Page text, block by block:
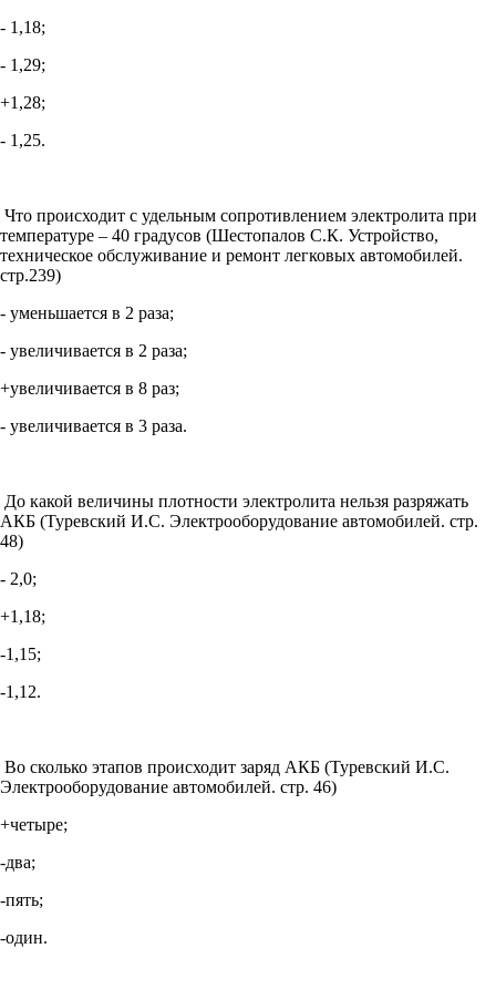
- 1,18;
- 1,29;
+1,28;
- 1,25.
Что происходит с удельным сопротивлением электролита при
температуре – 40 градусов (Шестопалов С.К. Устройство,
техническое обслуживание и ремонт легковых автомобилей.
стр.239)
- уменьшается в 2 раза;
- увеличивается в 2 раза;
+увеличивается в 8 раз;
- увеличивается в 3 раза.
До какой величины плотности электролита нельзя разряжать
АКБ (Туревский И.С. Электрооборудование автомобилей. стр.
48)
- 2,0;
+1,18;
-1,15;
-1,12.
Во сколько этапов происходит заряд АКБ (Туревский И.С.
Электрооборудование автомобилей. стр. 46)
+четыре;
-два;
-пять;
-один.